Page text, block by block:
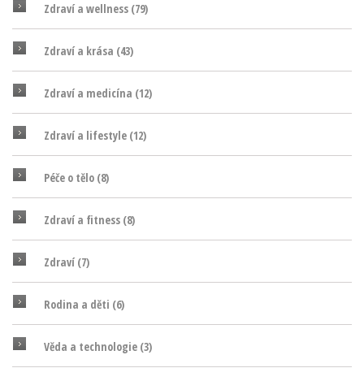
Zdraví a wellness (79)
Zdraví a krása (43)
Zdraví a medicína (12)
Zdraví a lifestyle (12)
Péče o tělo (8)
Zdraví a fitness (8)
Zdraví (7)
Rodina a děti (6)
Věda a technologie (3)